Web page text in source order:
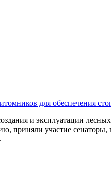
для обеспечения
и эксплуатации
приняли участие